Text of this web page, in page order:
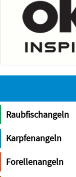
Raubfischangeln
Karpfenangeln
Forellenangeln